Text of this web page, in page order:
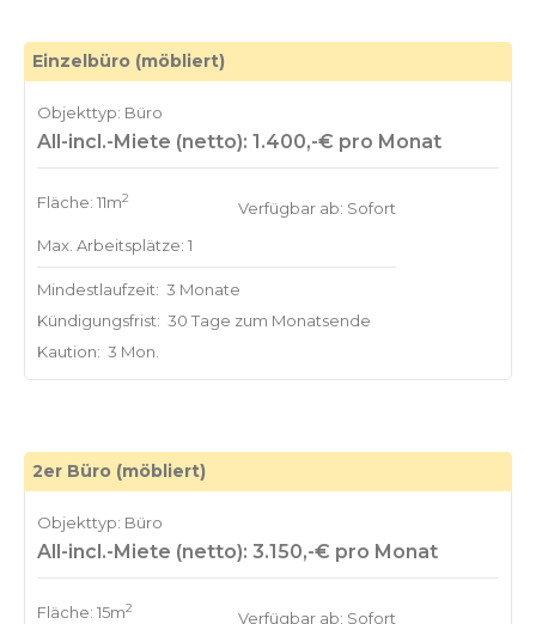
Einzelbüro (möbliert)
Objekttyp: Büro
All-incl.-Miete (netto): 1.400,-€ pro Monat
Fläche: 11m2
Max. Arbeitsplätze: 1
Verfügbar ab: Sofort
Mindestlaufzeit: 3 Monate
Kündigungsfrist: 30 Tage zum Monatsende
Kaution: 3 Mon.
2er Büro (möbliert)
Objekttyp: Büro
All-incl.-Miete (netto): 3.150,-€ pro Monat
Fläche: 15m2
Verfügbar ab: Sofort